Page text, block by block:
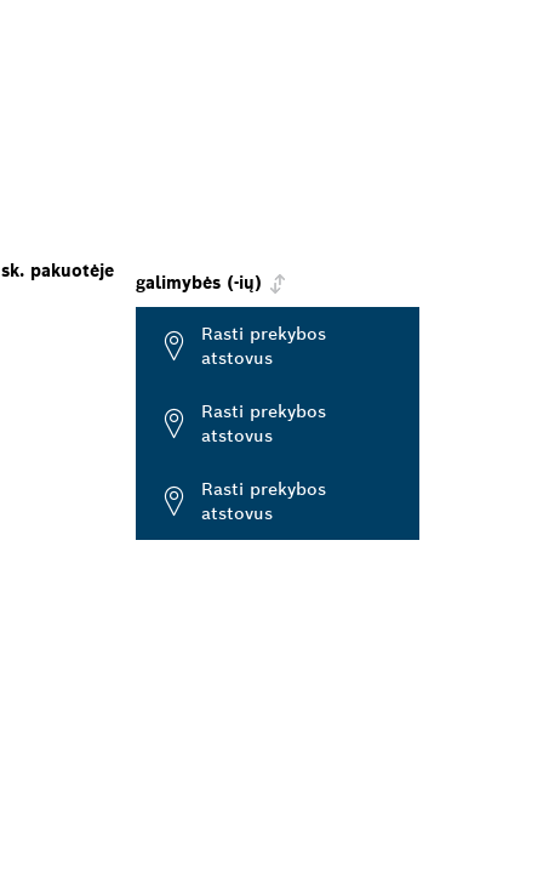
pakuotėje
galimybės (-ių)
Rasti prekybos
atstovus
Rasti prekybos
atstovus
Rasti prekybos
atstovus